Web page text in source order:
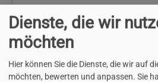
Herr Höffner
Techniker
Tel.:
04101-211-5403
E-Mail:
Dienste, die wir
möchten
Hier können Sie die Dienste, die wir auf
möchten, bewerten und anpassen. Sie